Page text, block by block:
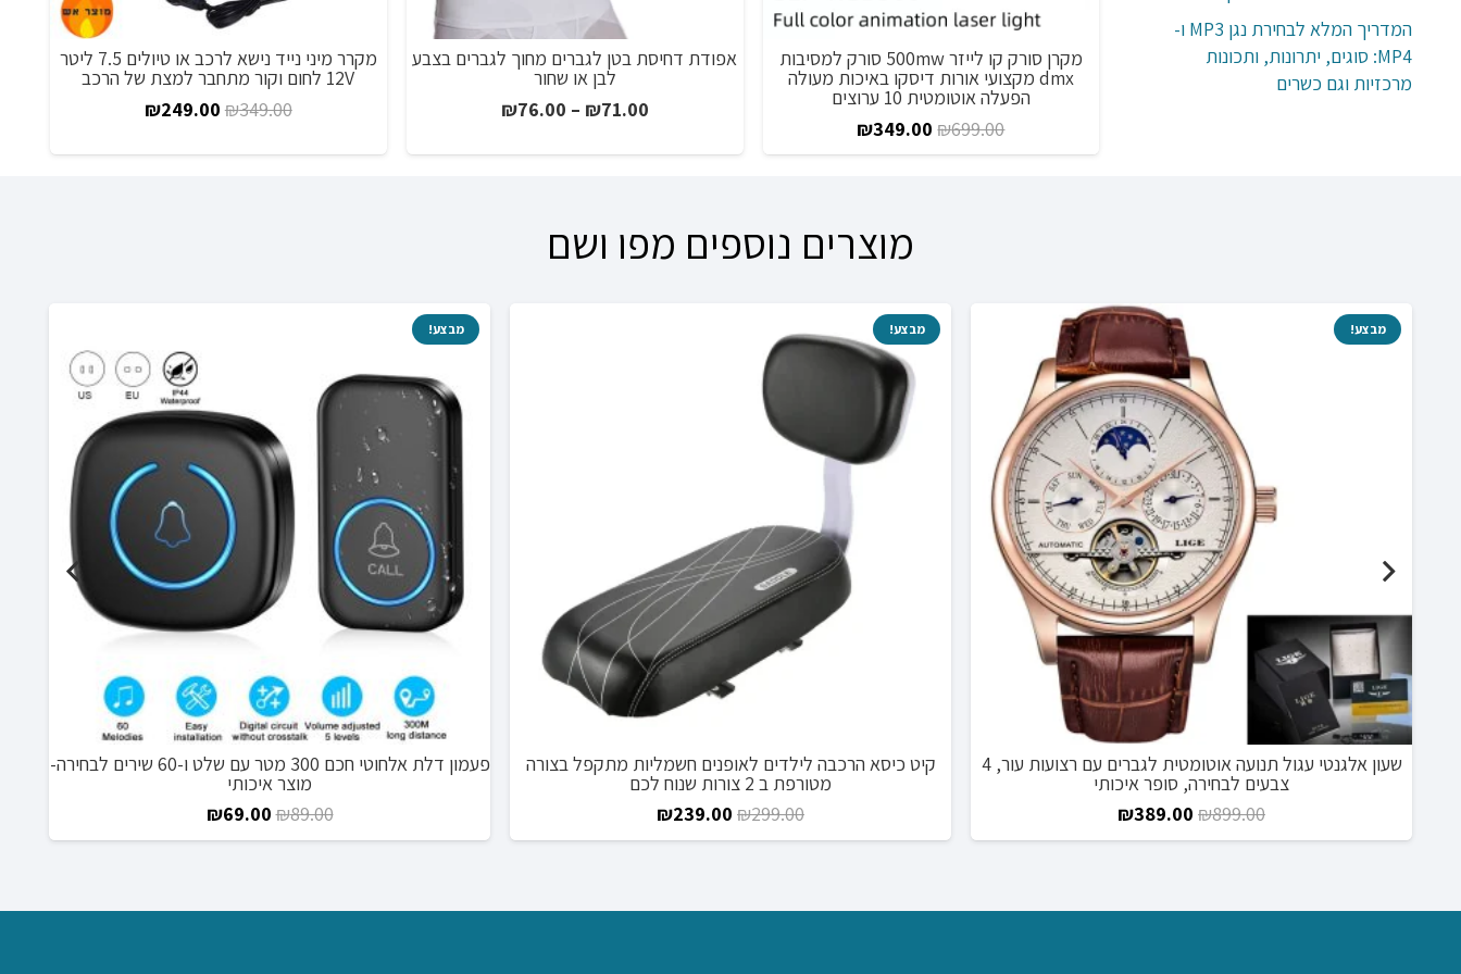
מצבי זרימה בשחור או כסף כולל הצנרת
מקרן סורק קו לייזר 500mw סורק למסיבות
dmx מקצועי אורות דיסקו באיכות מעולה
הפעלה אוטומטית 10 ערוצים
₪699.00
המחיר
המקורי
₪349.00
המחיר
הנוכחי
אפודת דחיסת בטן לגברים מחוך לגברים בצבע
לבן או שחור
₪71.00
–
₪76.00
מקרר מיני נייד נישא לרכב או טיולים 7.5 ליטר
12V לחום וקור מתחבר למצת של הרכב
₪349.00
המחיר ₪249.00
המדריך המלא לבחירת נגן MP3 ו-
MP4: סוגים, יתרונות, ותכונות
מרכזיות וגם כשרים
מוצרים נוספים מפו ושם
מבצע!
שעון אלגנטי עגול תנועה אוטומטית לגברים עם רצועות עור, 4
צבעים לבחירה, סופר איכותי
₪899.00
המחיר
המקורי
₪389.00
הנוכחי
מבצע!
קיט כיסא הרכבה לילדים לאופנים חשמליות מתקפל בצורה
מטורפת ב 2 צורות שנוח לכם
₪299.00
המחיר
המקורי
₪239.00
הנוכחי
מבצע!
פעמון דלת אלחוטי חכם 300 מטר עם שלט ו-60 שירים לבחירה-
מוצר איכותי
₪89.00
המחיר
המקורי
₪69.00
הנוכחי